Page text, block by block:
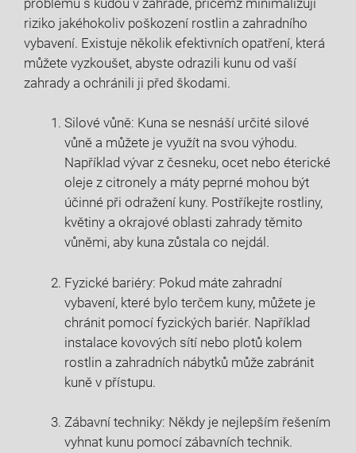
riziko jakéhokoliv poškození rostlin a zahradního
vybavení. Existuje několik efektivních opatření, která
můžete vyzkoušet, abyste odrazili kunu od vaší
zahrady a ochránili ji před škodami.
Silové vůně: Kuna se nesnáší určité silové
vůně a můžete je využít na svou výhodu.
Například vývar z česneku, ocet nebo éterické
oleje z citronely a máty peprné mohou být
účinné při odražení kuny. Postříkejte rostliny,
květiny a okrajové oblasti zahrady těmito
vůněmi, aby kuna zůstala co nejdál.
Fyzické bariéry: Pokud máte zahradní
vybavení, které bylo terčem kuny, můžete je
chránit pomocí fyzických bariér. Například
instalace kovových sítí nebo plotů kolem
rostlin a zahradních nábytků může zabránit
kuně v přístupu.
Zábavní techniky: Někdy je nejlepším řešením
vyhnat kunu pomocí zábavních technik.